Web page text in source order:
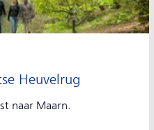
Heuvelrug
naar Maarn.